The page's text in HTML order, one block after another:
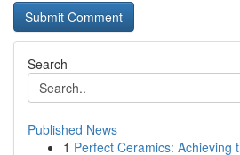
Search
Published News
1 Perfect Ceramics: Achieving